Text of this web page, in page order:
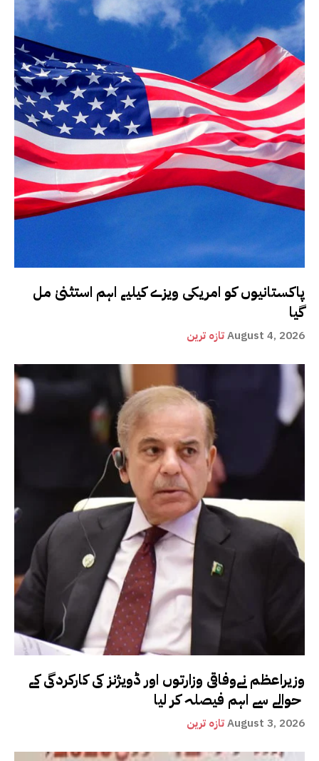
پاکستانیوں کو امریکی ویزے کیلیے اہم استثنیٰ مل
گیا
تازہ ترینAugust 4, 2026
وزیراعظم نےوفاقی وزارتوں اور ڈویژنز کی کارکردگی کے
تازہ ترینAugust 3, 2026